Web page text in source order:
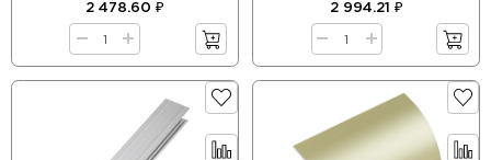
2 478.60 ₽ 2 994.21 ₽